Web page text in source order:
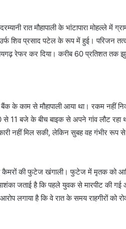
रात मौहापाली के भांटापारा मोहल्ले में
शिव प्रसाद पटेल के रूप में हुई। परिजन
रेफर कर दिया। करीब 60 प्रतिशत तक
बैंक के काम से मौहापाली आया था। रकम
11 बजे के बीच बाइक से अपने गांव लौट रहा
नहीं मिल सकी, लेकिन सुबह वह गंभीर रूप
कैमरों की फुटेज खंगाली। फुटेज में मृतक को
जताई है कि पहले युवक से मारपीट की
लगाया है कि वे रात के समय राहगीरों को